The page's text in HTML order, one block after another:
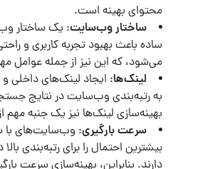
محتوای بهینه است.
ساختار وب‌سایت: یک ساختار
ساده باعث بهبود تجربه کاربری و
می‌شود، که این نیز از جمله عوامل
لینک‌ها: ایجاد لینک‌های داخلی و
به رتبه‌بندی وب‌سایت در نتایج
بهینه‌سازی لینک‌ها نیز یک جنبه
سرعت بارگیری: وب‌سایت‌های با
بیشترین احتمال را برای رتبه‌بندی